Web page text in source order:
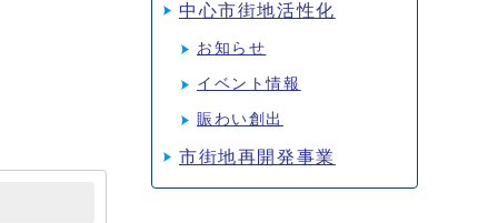
中心市街地活性化
お知らせ
イベント情報
賑わい創出
市街地再開発事業